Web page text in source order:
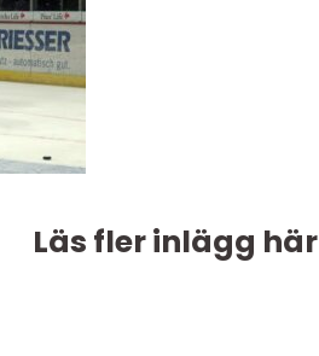
Läs fler inlägg här